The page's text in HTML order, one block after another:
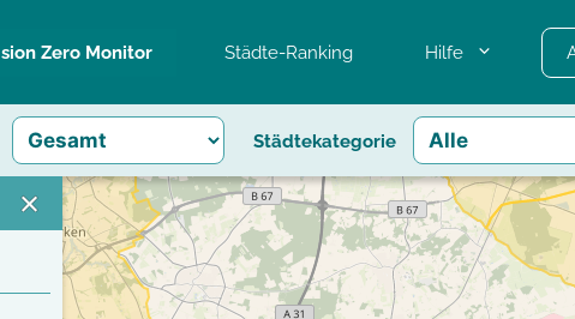
Zero Monitor Städte-Ranking Hilfe
Städtekategorie